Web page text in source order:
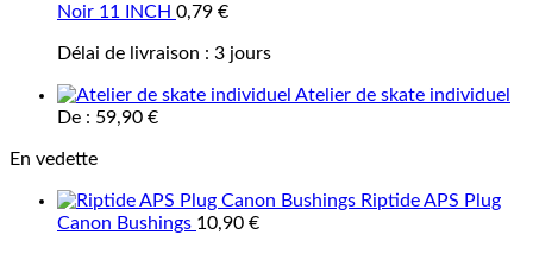
Noir 11 INCH 0,79 €
Délai de livraison : 3 jours
Atelier de skate individuel
De : 59,90 €
En vedette
Riptide APS Plug
Canon Bushings 10,90 €